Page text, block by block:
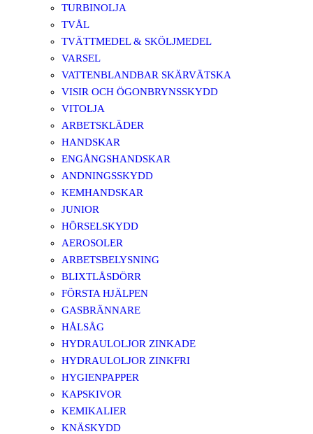
TURBINOLJA
TVÅL
TVÄTTMEDEL & SKÖLJMEDEL
VARSEL
VATTENBLANDBAR SKÄRVÄTSKA
VISIR OCH ÖGONBRYNSSKYDD
VITOLJA
ARBETSKLÄDER
HANDSKAR
ENGÅNGSHANDSKAR
ANDNINGSSKYDD
KEMHANDSKAR
JUNIOR
HÖRSELSKYDD
AEROSOLER
ARBETSBELYSNING
BLIXTLÅSDÖRR
FÖRSTA HJÄLPEN
GASBRÄNNARE
HÅLSÅG
HYDRAULOLJOR ZINKADE
HYDRAULOLJOR ZINKFRI
HYGIENPAPPER
KAPSKIVOR
KEMIKALIER
KNÄSKYDD